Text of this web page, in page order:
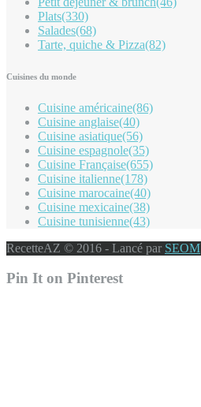
Plats(330)
Salades(68)
Tarte, quiche & Pizza(82)
Cuisines du monde
Cuisine américaine(86)
Cuisine anglaise(40)
Cuisine asiatique(56)
Cuisine espagnole(35)
Cuisine Française(655)
Cuisine italienne(178)
Cuisine marocaine(40)
Cuisine mexicaine(38)
Cuisine tunisienne(43)
RecetteAZ © 2016 - Lancé par SEOM
Pin It on Pinterest